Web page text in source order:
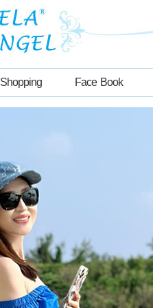
Shopping Face Book